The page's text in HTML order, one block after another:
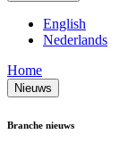
English
Nederlands
Home
Nieuws
Branche nieuws